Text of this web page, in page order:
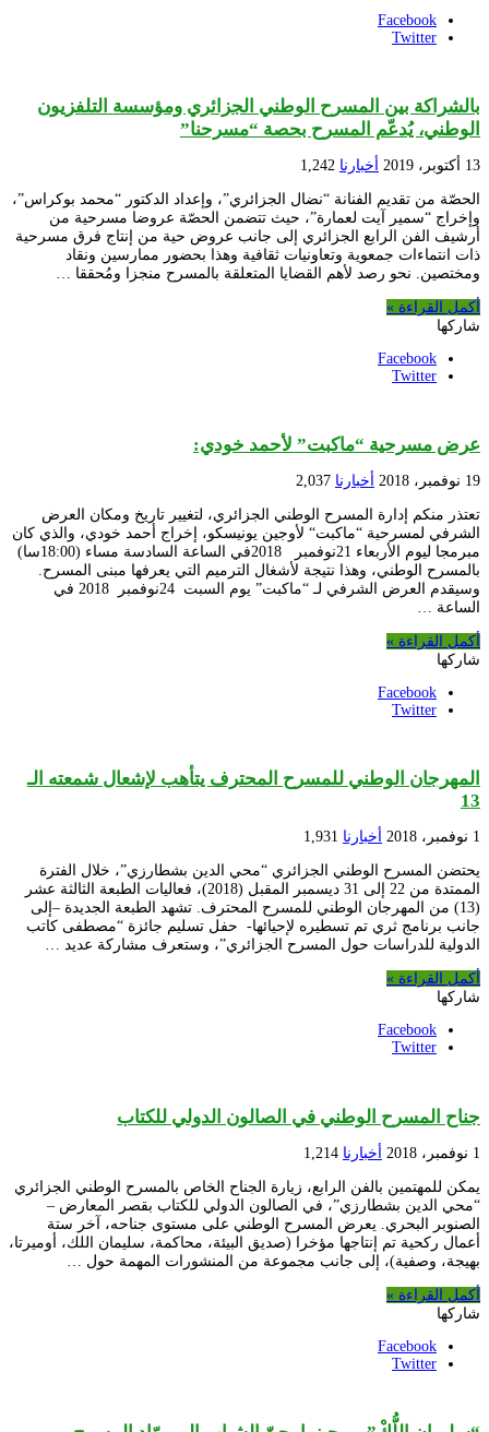
Facebook
Twitter
بالشراكة بين المسرح الوطني الجزائري ومؤسسة التلفزيون
الوطني، يُدعّم المسرح بحصة “مسرحنا”
13 أكتوبر، 2019 أخبارنا 1,242
الحصّة من تقديم الفنانة “نضال الجزائري”، وإعداد الدكتور “محمد بوكراس”،
وإخراج “سمير آيت لعمارة”، حيث تتضمن الحصّة عروضا مسرحية من
أرشيف الفن الرابع الجزائري إلى جانب عروض حية من إنتاج فرق مسرحية
ذات انتماءات جمعوية وتعاونيات ثقافية وهذا بحضور ممارسين ونقاد
ومختصين. نحو رصد لأهم القضايا المتعلقة بالمسرح منجزا ومُحققا …
أكمل القراءة »
شاركها
Facebook
Twitter
عرض مسرحية “ماكبت” لأحمد خودي:
19 نوفمبر، 2018 أخبارنا 2,037
تعتذر منكم إدارة المسرح الوطني الجزائري، لتغيير تاريخ ومكان العرض
الشرفي لمسرحية “ماكبت“ لأوجين يونيسكو، إخراج أحمد خودي، والذي كان
مبرمجا ليوم الأربعاء 21نوفمبر 2018في الساعة السادسة مساء (18:00سا)
بالمسرح الوطني، وهذا نتيجة لأشغال الترميم التي يعرفها مبنى المسرح.
وسيقدم العرض الشرفي لـ “ماكبت” يوم السبت 24نوفمبر 2018 في
الساعة …
أكمل القراءة »
شاركها
Facebook
Twitter
المهرجان الوطني للمسرح المحترف يتأهب لإشعال شمعته الـ
13
1 نوفمبر، 2018 أخبارنا 1,931
يحتضن المسرح الوطني الجزائري “محي الدين بشطارزي”، خلال الفترة
الممتدة من 22 إلى 31 ديسمبر المقبل (2018)، فعاليات الطبعة الثالثة عشر
(13) من المهرجان الوطني للمسرح المحترف. تشهد الطبعة الجديدة –إلى
جانب برنامج ثري تم تسطيره لإحيائها- حفل تسليم جائزة “مصطفى كاتب
الدولية للدراسات حول المسرح الجزائري”، وستعرف مشاركة عديد …
أكمل القراءة »
شاركها
Facebook
Twitter
جناح المسرح الوطني في الصالون الدولي للكتاب
1 نوفمبر، 2018 أخبارنا 1,214
يمكن للمهتمين بالفن الرابع، زيارة الجناح الخاص بالمسرح الوطني الجزائري
“محي الدين بشطارزي”، في الصالون الدولي للكتاب بقصر المعارض –
الصنوبر البحري. يعرض المسرح الوطني على مستوى جناحه، آخر ستة
أعمال ركحية تم إنتاجها مؤخرا (صديق البيئة، محاكمة، سليمان اللك، أوميرتا،
بهيجة، وصفية)، إلى جانب مجموعة من المنشورات المهمة حول …
أكمل القراءة »
شاركها
Facebook
Twitter